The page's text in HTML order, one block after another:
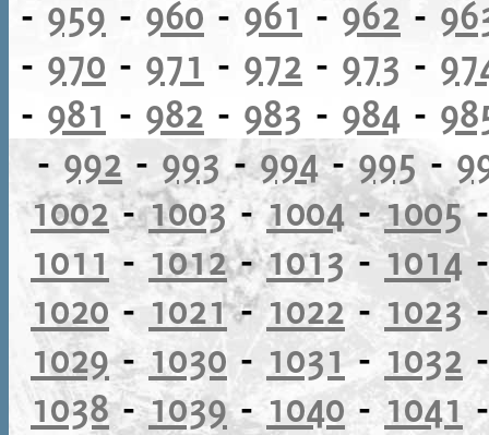
- 959 - 960 - 961 - 962 -
- 970 - 971 - 972 - 973 -
- 981 - 982 - 983 - 984 -
- 992 - 993 -994-995 -
1002-1003-1004-1005
1011 - 1012-1013-1014
1020 - 1021-1022- 1023
1029-1030 - 1031- 1032
1038-1039-1040- 1041